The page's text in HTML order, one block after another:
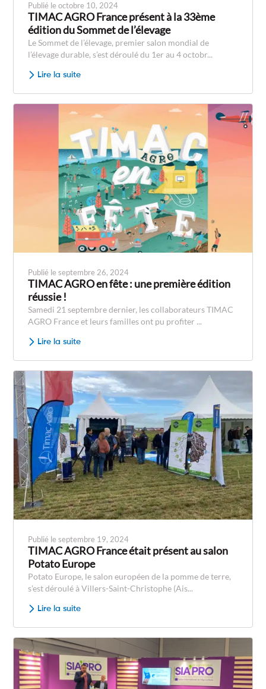
Publié le octobre 10, 2024
TIMAC AGRO France présent à la 33ème
édition du Sommet de l’élevage
Le Sommet de l’élevage, premier salon mondial de
l’élevage durable, s’est déroulé du 1er au 4 octobr...
Lire la suite
Publié le septembre 26, 2024
TIMAC AGRO en fête : une première édition
réussie !
Samedi 21 septembre dernier, les collaborateurs TIMAC
AGRO France et leurs familles ont pu profiter ...
Lire la suite
Publié le septembre 19, 2024
TIMAC AGRO France était présent au salon
Potato Europe
Potato Europe, le salon européen de la pomme de terre,
s’est déroulé à Villers-Saint-Christophe (Ais...
Lire la suite